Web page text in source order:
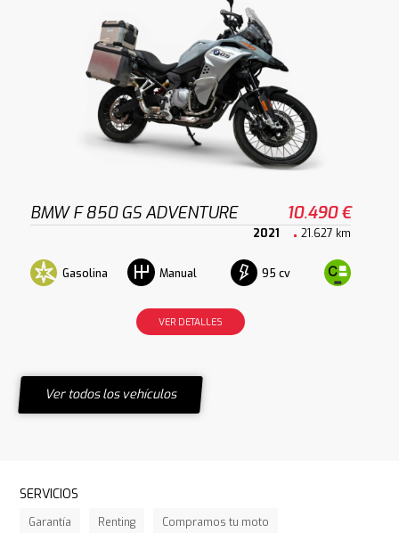
BMW F 850 GS ADVENTURE 10.490 €
2021 21.627 km
Gasolina Manual 95 cv
VER DETALLES
Ver todos los vehículos
SERVICIOS
Garantía Renting Compramos tu moto